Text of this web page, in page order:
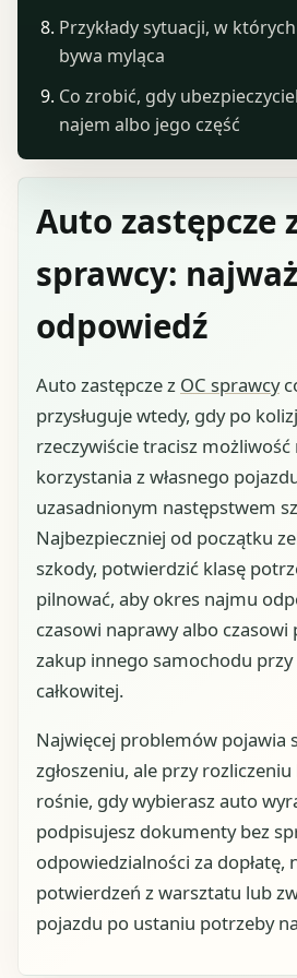
Auto zastępcze
sprawcy:
odpowiedź
Auto zastępcze z OC sprawcy
przysługuje wtedy, gdy po
rzeczywiście tracisz
korzystania z własnego
uzasadnionym następstwem
Najbezpieczniej od początku
szkody, potwierdzić klasę
pilnować, aby okres najmu
czasowi naprawy albo
zakup innego samochodu przy
całkowitej.
Najwięcej problemów pojawia
zgłoszeniu, ale przy
rośnie, gdy wybierasz auto
podpisujesz dokumenty bez
odpowiedzialności za dopłatę,
potwierdzeń z warsztatu lub
pojazdu po ustaniu potrzeby
Przykłady sytuacji, w
bywa myląca
Co zrobić, gdy
najem albo jego część